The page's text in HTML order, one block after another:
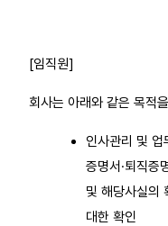
[임직원]
회사는 아래와 같은 목적
인사관리 및 업
증명서·퇴직증
및 해당사실의
대한 확인